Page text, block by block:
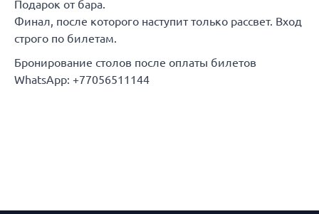
Подарок от бара.
Финал, после которого наступит только рассвет. Вход
строго по билетам.
Бронирование столов после оплаты билетов
WhatsApp: +77056511144